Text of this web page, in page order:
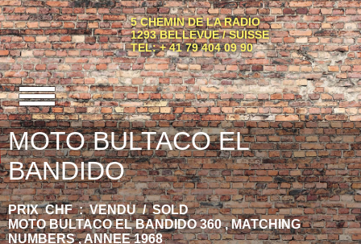
5 CHEMIN DE LA RADIO
1293 BELLEVUE / SUISSE
TEL: + 41 79 404 09 90
MOTO BULTACO EL
BANDIDO
PRIX CHF : VENDU / SOLD
MOTO BULTACO EL BANDIDO 360 , MATCHING
NUMBERS , ANNEE 1968